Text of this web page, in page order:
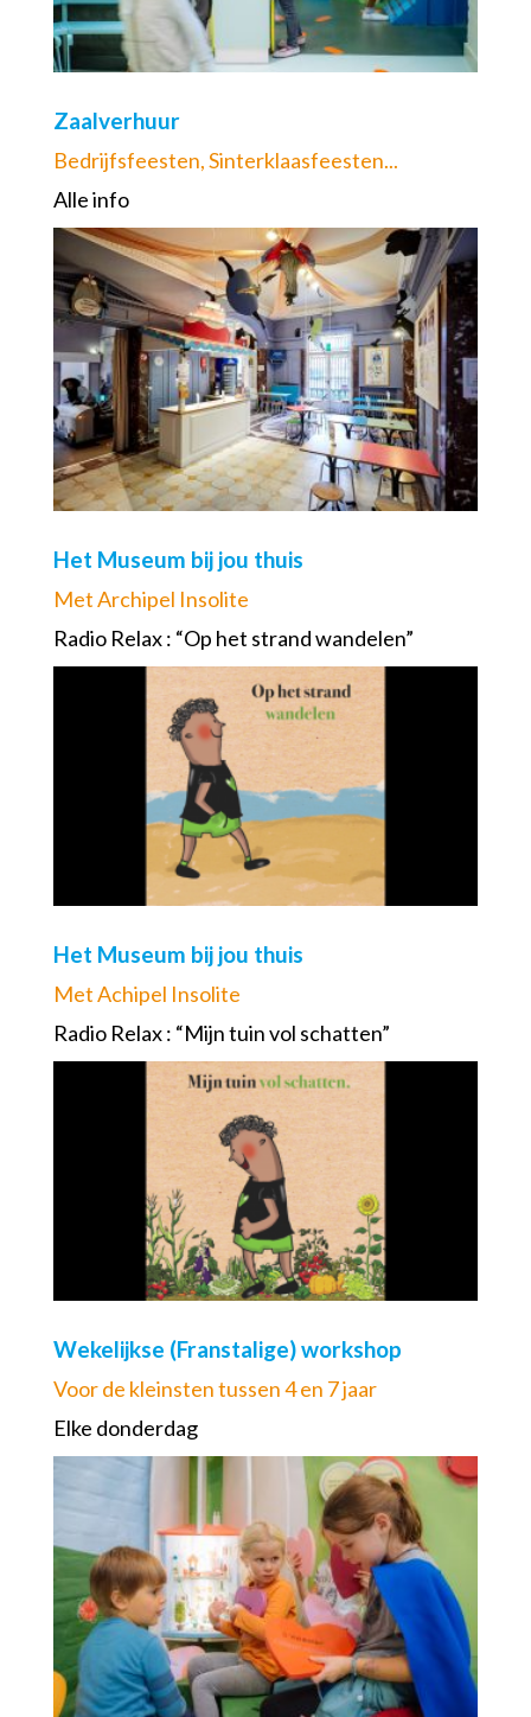
Zaalverhuur
Bedrijfsfeesten, Sinterklaasfeesten...
Alle info
Het Museum bij jou thuis
Met Archipel Insolite
Radio Relax : “Op het strand wandelen”
Het Museum bij jou thuis
Met Achipel Insolite
Radio Relax : “Mijn tuin vol schatten”
Wekelijkse (Franstalige) workshop
Voor de kleinsten tussen 4 en 7 jaar
Elke donderdag